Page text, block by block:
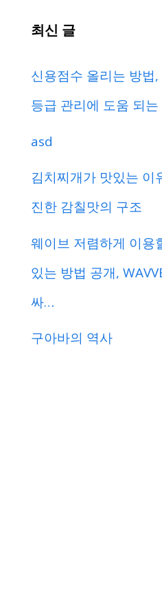
최신 글
신용점수 올리는 방법,
등급 관리에 도움 되
asd
김치찌개가 맛있는 이
진한 감칠맛의 구조
웨이브 저렴하게 이용
있는 방법 공개,
싸…
구아바의 역사